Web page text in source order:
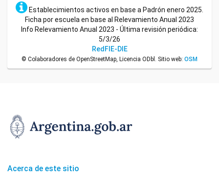
Establecimientos activos en base a Padrón enero 2025.
Ficha por escuela en base al Relevamiento Anual 2023
Info Relevamiento Anual 2023 - Última revisión periódica:
5/3/26
RedFIE-DIE
© Colaboradores de OpenStreetMap, Licencia ODbl. Sitio web: OSM
Acerca de este sitio